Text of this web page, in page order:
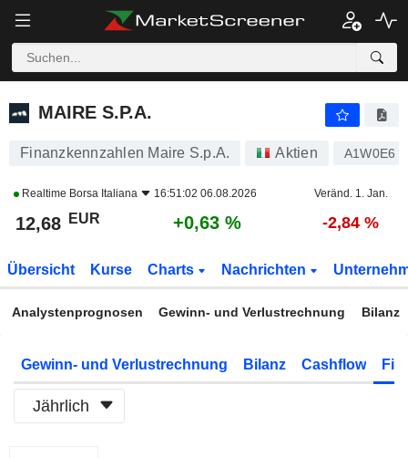
MAIRE S.P.A.
MAIRE S.P.A.
Finanzkennzahlen Maire S.p.A. Aktien A1W0E6
Realtime Borsa Italiana 16:51:02 06.08.2026 Veränd. 1. Jan.
12,68 EUR +0,63 % -2,84 %
Übersicht Kurse Charts Nachrichten
Analystenprognosen Gewinn- und Verlustrechnung Bilanz
Gewinn- und Verlustrechnung Bilanz Cashflow
Jährlich